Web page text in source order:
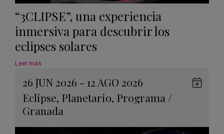
“3CLIPSE”, una experiencia
inmersiva para descubrir los
eclipses solares
Leer más
26 JUN 2026 - 12 AGO 2026
Eclipse, Planetario, Programa /
Granada